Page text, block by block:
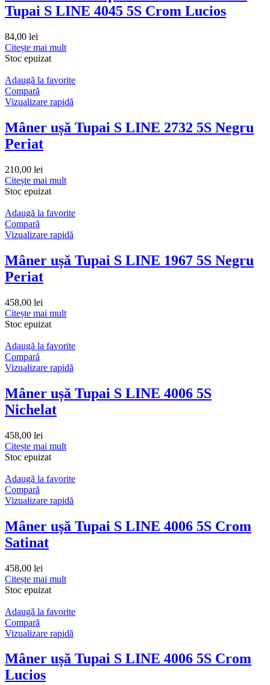
Tupai S LINE 4045 5S Crom Lucios
84,00 lei
Citește mai mult
Stoc epuizat
Adaugă la favorite
Compară
Vizualizare rapidă
Mâner ușă Tupai S LINE 2732 5S Negru
Periat
210,00 lei
Citește mai mult
Stoc epuizat
Adaugă la favorite
Compară
Vizualizare rapidă
Mâner ușă Tupai S LINE 1967 5S Negru
Periat
458,00 lei
Citește mai mult
Stoc epuizat
Adaugă la favorite
Compară
Vizualizare rapidă
Mâner ușă Tupai S LINE 4006 5S
Nichelat
458,00 lei
Citește mai mult
Stoc epuizat
Adaugă la favorite
Compară
Vizualizare rapidă
Mâner ușă Tupai S LINE 4006 5S Crom
Satinat
458,00 lei
Citește mai mult
Stoc epuizat
Adaugă la favorite
Compară
Vizualizare rapidă
Mâner ușă Tupai S LINE 4006 5S Crom
Lucios